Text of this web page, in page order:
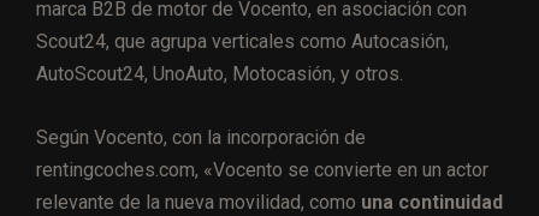
marca B2B de motor de Vocento, en asociación con
Scout24, que agrupa verticales como Autocasión,
AutoScout24, UnoAuto, Motocasión, y otros.
Según Vocento, con la incorporación de
rentingcoches.com, «Vocento se convierte en un actor
relevante de la nueva movilidad, como una continuidad